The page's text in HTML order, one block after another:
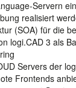
Servern
realisiert
(SOA) für die
logi.CAD 3 als
Servers der
Frontends